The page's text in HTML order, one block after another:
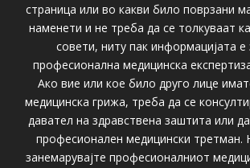
страница или во какви било поврзани
наменети и не треба да се толкуваат
совети, ниту пак информацијата е
професионална медицинска
Ако вие или кое било друго лице
медицинска грижа, треба да се
давател на здравствена заштита или
професионален медицински третман.
занемарувајте професионалниот